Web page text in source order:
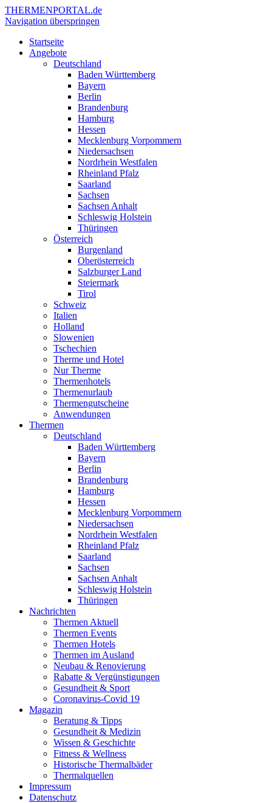
THERMENPORTAL.de
Navigation überspringen
Startseite
Angebote
Deutschland
Baden Württemberg
Bayern
Berlin
Brandenburg
Hamburg
Hessen
Mecklenburg Vorpommern
Niedersachsen
Nordrhein Westfalen
Rheinland Pfalz
Saarland
Sachsen
Sachsen Anhalt
Schleswig Holstein
Thüringen
Österreich
Burgenland
Oberösterreich
Salzburger Land
Steiermark
Tirol
Schweiz
Italien
Holland
Slowenien
Tschechien
Therme und Hotel
Nur Therme
Thermenhotels
Thermenurlaub
Thermengutscheine
Anwendungen
Thermen
Deutschland
Baden Württemberg
Bayern
Berlin
Brandenburg
Hamburg
Hessen
Mecklenburg Vorpommern
Niedersachsen
Nordrhein Westfalen
Rheinland Pfalz
Saarland
Sachsen
Sachsen Anhalt
Schleswig Holstein
Thüringen
Nachrichten
Thermen Aktuell
Thermen Events
Thermen Hotels
Thermen im Ausland
Neubau & Renovierung
Rabatte & Vergünstigungen
Gesundheit & Sport
Coronavirus-Covid 19
Magazin
Beratung & Tipps
Gesundheit & Medizin
Wissen & Geschichte
Fitness & Wellness
Historische Thermalbäder
Thermalquellen
Impressum
Datenschutz